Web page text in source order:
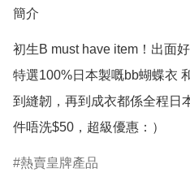
簡介
初生B must have item！出面
特選100%日本製嘅bb蝴蝶衣
到縫韌，再到成衣都係全程日
熱賣皇牌產品